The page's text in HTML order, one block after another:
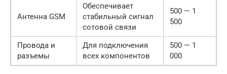
Антенна GSM
Обеспечивает
стабильный сигнал
сотовой связи
500 — 1
500
Провода и
разъемы
Для подключения
всех компонентов
500 — 1
000